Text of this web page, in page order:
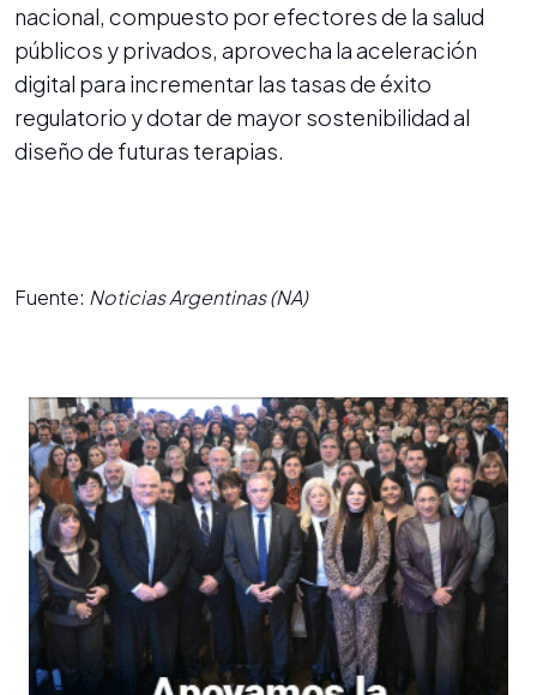
nacional, compuesto por efectores de la salud
públicos y privados, aprovecha la aceleración
digital para incrementar las tasas de éxito
regulatorio y dotar de mayor sostenibilidad al
diseño de futuras terapias.
Fuente: Noticias Argentinas (NA)